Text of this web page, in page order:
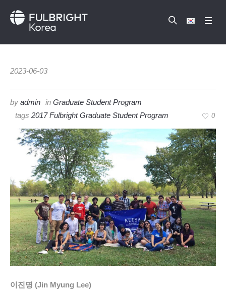
2023-06-03
by admin in Graduate Student Program
tags 2017 Fulbright Graduate Student Program 0
이진명 (Jin Myung Lee)